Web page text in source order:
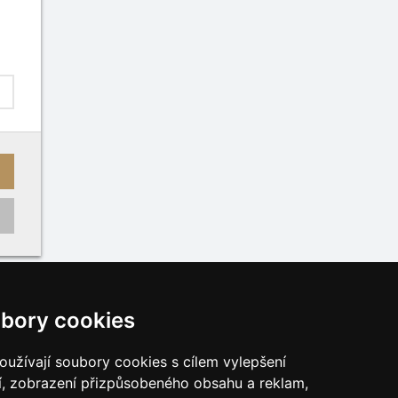
cookies
soubory cookies s cílem vylepšení
zobrazení přizpůsobeného obsahu a reklam,